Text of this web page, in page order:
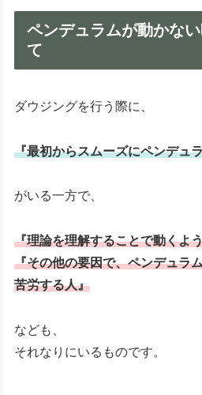
ペンデュラムが動かな
て
ダウジングを行う際に、
『最初からスムーズにペンデュ
がいる一方で、
『理論を理解することで動くよ
『その他の要因で、ペンデュラ
苦労する人』
なども、
それなりにいるものです。